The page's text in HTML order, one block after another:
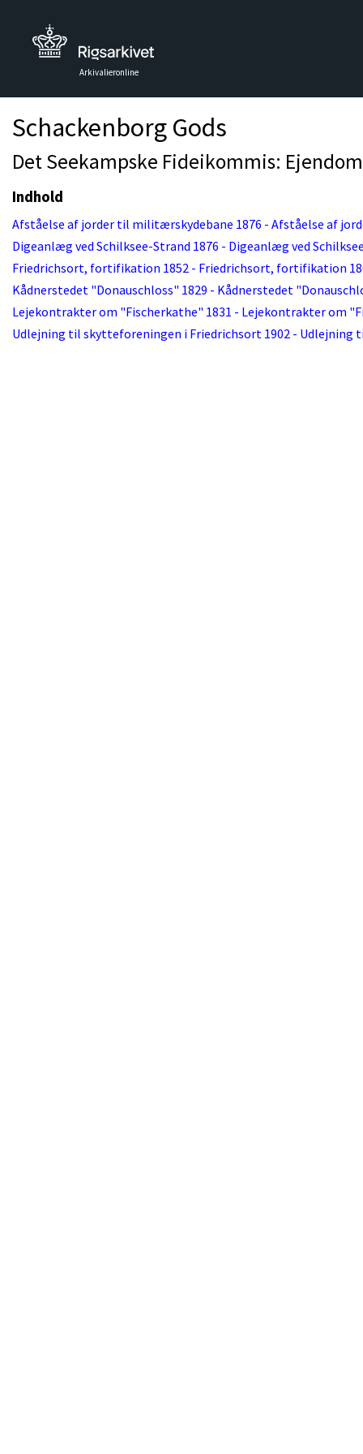
Arkivalieronline
Schackenborg Gods
Det Seekampske Fideikommis:
Indhold
Afståelse af jorder til militærskydebane 1876 - Afståelse af
Digeanlæg ved Schilksee-Strand 1876 - Digeanlæg ved
Friedrichsort, fortifikation 1852 - Friedrichsort, fortifikation
Kådnerstedet "Donauschloss" 1829 - Kådnerstedet
Lejekontrakter om "Fischerkathe" 1831 - Lejekontrakter om
Udlejning til skytteforeningen i Friedrichsort 1902 - Udlejning